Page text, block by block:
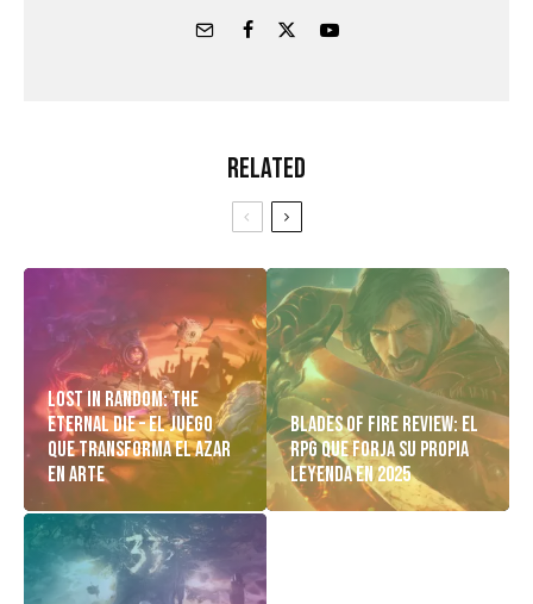
Related
Lost in Random: The
Eternal Die – El Juego
Que Transforma el Azar
en Arte
Blades of Fire Review: El
RPG Que Forja Su Propia
Leyenda en 2025